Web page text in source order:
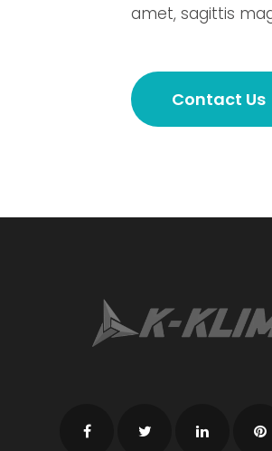
amet, sagittis
Contact Us